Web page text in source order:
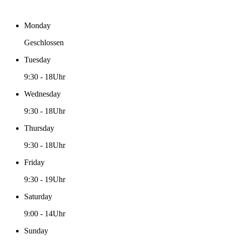
Monday
Geschlossen
Tuesday
9:30 - 18Uhr
Wednesday
9:30 - 18Uhr
Thursday
9:30 - 18Uhr
Friday
9:30 - 19Uhr
Saturday
9:00 - 14Uhr
Sunday